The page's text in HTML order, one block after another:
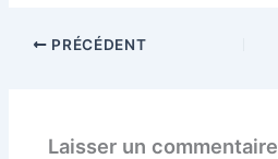
PRÉCÉDENT
Laisser un commentaire